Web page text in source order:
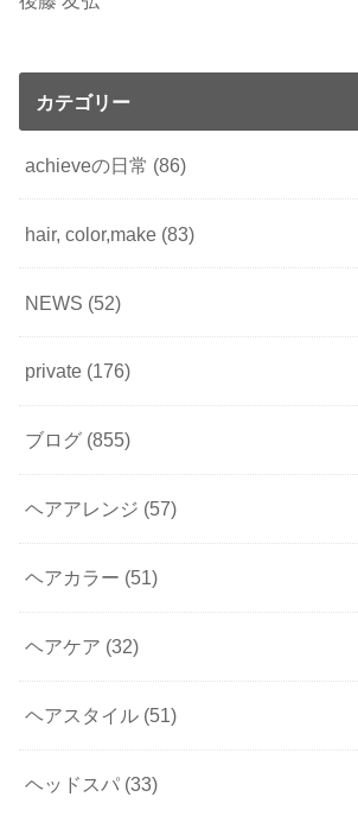
カテゴリー
achieveの日常 (86)
hair, color,make (83)
NEWS (52)
private (176)
ブログ (855)
ヘアアレンジ (57)
ヘアカラー (51)
ヘアケア (32)
ヘアスタイル (51)
ヘッドスパ (33)